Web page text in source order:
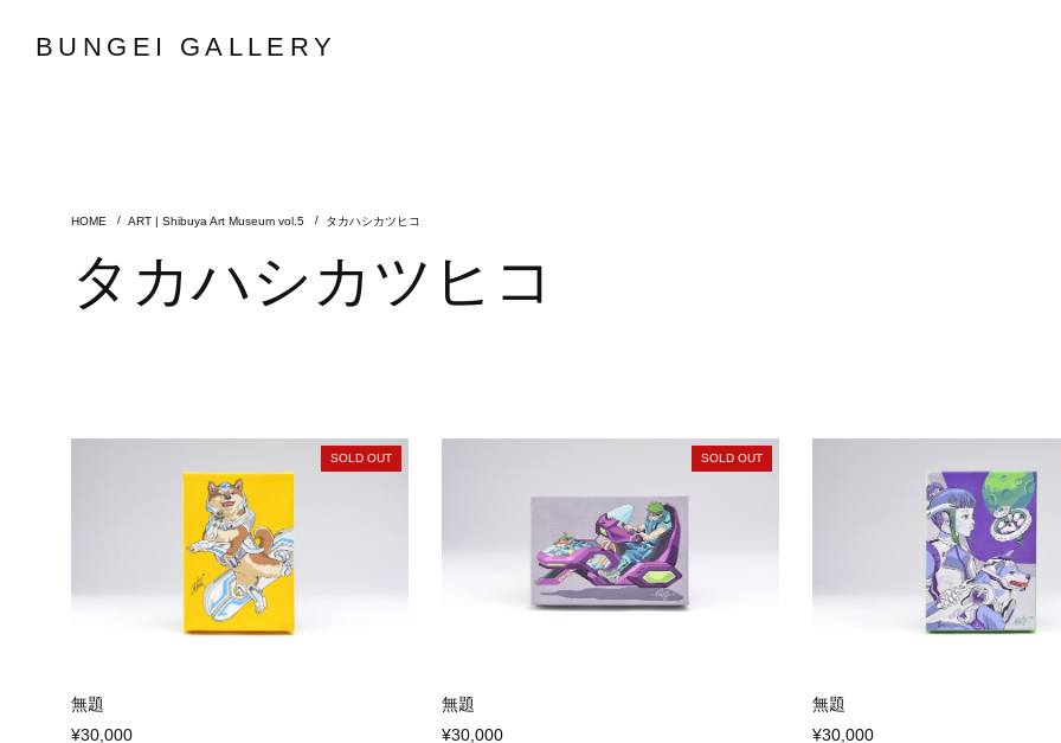
BUNGEI GALLERY
ART | Shibuya Art Museum vol.5 タカハシカツヒコ
タカハシカツヒコ
SOLD OUT
無題
¥30,000
SOLD OUT
無題
¥30,000
無題
¥30,000